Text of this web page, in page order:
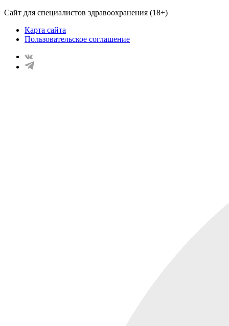
Сайт для специалистов здравоохранения (18+)
Карта сайта
Пользовательское соглашение